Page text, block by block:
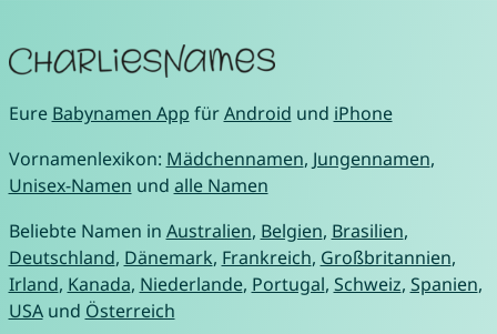
Eure Babynamen App fürAndroid und iPhone
Vornamenlexikon: Mädchennamen, Jungennamen,
Unisex-Namen und alle Namen
Beliebte Namen in Australien, Belgien, Brasilien,
Deutschland, Dänemark, Frankreich, Großbritannien,
Irland, Kanada, Niederlande, Portugal, Schweiz, Spanien,
USAund Österreich